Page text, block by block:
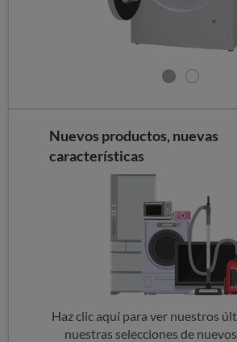
Nuevos productos, nuevas
características
Haz clic aquí para ver nuestros
nuestras selecciones de